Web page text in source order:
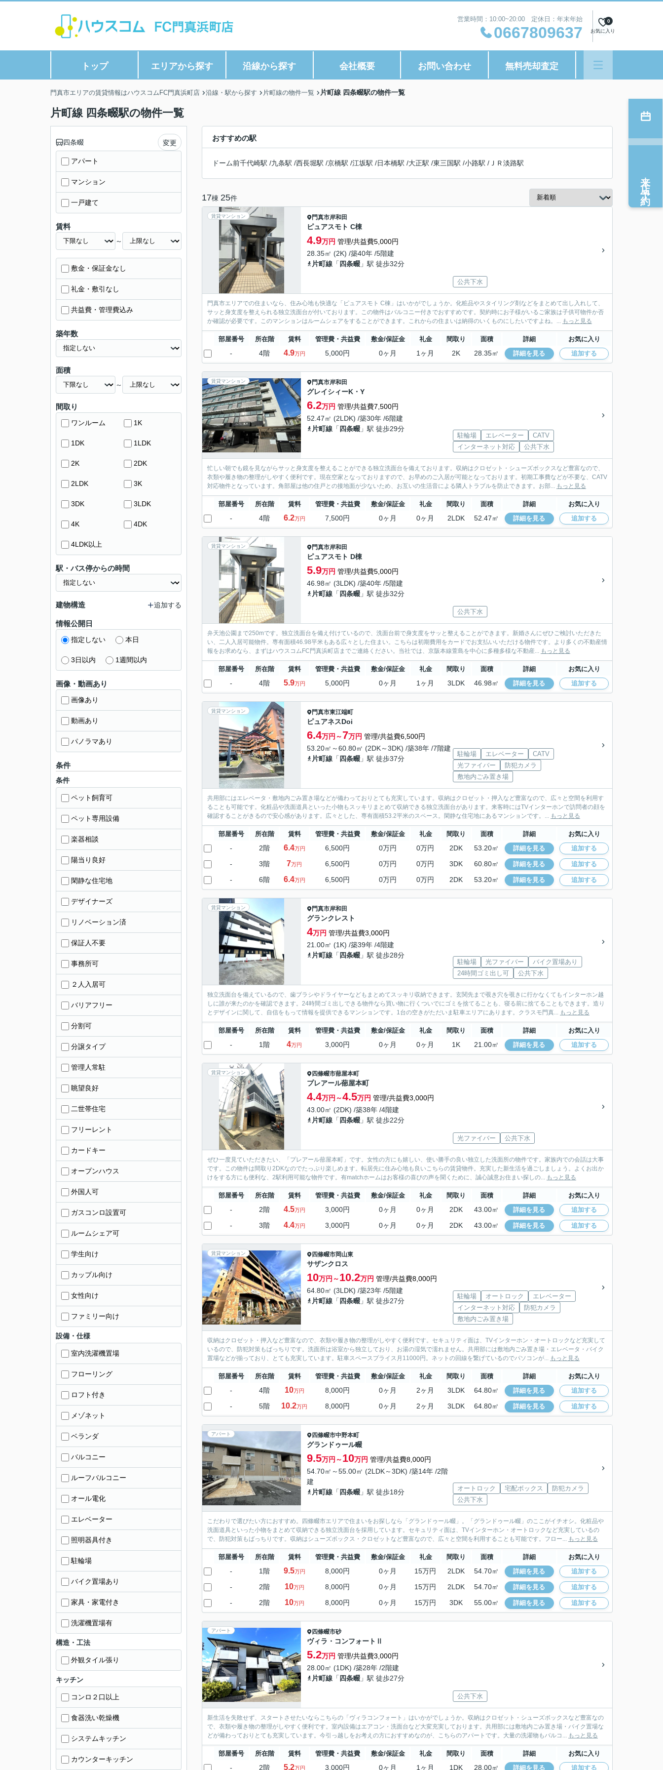
営業時間：10:00~20:00 定休日：年末年始
0667809637 お気に入り
0
トップ エリアから探す 沿線から探す 会社概要 お問い合わせ 無料売却査定
門真市エリアの賃貸情報はハウスコムFC門真浜町店 沿線・駅から探す 片町線の物件一覧 片町線 四条畷駅の物件一覧
片町線 四条畷駅の物件一覧
おすすめの駅
ドーム前千代崎駅 /九条駅 /西長堀駅 /京橋駅 /江坂駅 /日本橋駅 /大正駅 /東三国駅 /小路駅 / ＪＲ淡路駅
17棟 25件
賃貸マンション 門真市岸和田
ピュアスモト C棟
4.9万円 管理/共益費5,000円
28.35㎡ (2K) /築40年 /5階建
片町線 「 四条畷 」駅 徒歩32分
公共下水
門真市エリアでの住まいなら、住み心地も快適な「ピュアスモト C棟」はいかがでしょうか。化粧品やスタイリング剤などをまとめて出し入れして、
サッと身支度を整えられる独立洗面台が付いております。この物件はバルコニー付きでおすすめです。契約時にお子様がいるご家族は子供可物件か否
か確認が必要です。このマンションはルームシェアをすることができます。これからの住まいは納得のいくものにしたいですよね。... もっと見る
部屋番号 所在階 賃料 管理費・共益費 敷金/保証金 礼金 間取り 面積 詳細 お気に入り
- 4階 4.9万円 5,000円 0ヶ月 1ヶ月 2K 28.35㎡ 詳細を見る 追加する
賃貸マンション 門真市岸和田
グレイシィーK・Y
6.2万円 管理/共益費7,500円
52.47㎡ (2LDK) /築30年 /6階建
片町線 「 四条畷 」駅 徒歩29分
駐輪場 エレベーター
CATV
インターネット対応
公共下水
忙しい朝でも鏡を見ながらサッと身支度を整えることができる独立洗面台を備えております。収納はクロゼット・シューズボックスなど豊富なので、
衣類や履き物の整理がしやすく便利です。現在空家となっておりますので、お早めのご入居が可能となっております。初期工事費などが不要な、CATV
対応物件となっています。角部屋は他の住戸との接地面が少ないため、お互いの生活音による隣人トラブルを防止できます。お部... もっと見る
部屋番号 所在階 賃料 管理費・共益費 敷金/保証金 礼金 間取り 面積 詳細 お気に入り
- 4階 6.2万円 7,500円 0ヶ月 0ヶ月 2LDK 52.47㎡ 詳細を見る 追加する
賃貸マンション 門真市岸和田
ピュアスモト D棟
5.9万円 管理/共益費5,000円
46.98㎡ (3LDK) /築40年 /5階建
片町線 「 四条畷 」駅 徒歩32分
公共下水
弁天池公園まで250mです。独立洗面台を備え付けているので、洗面台前で身支度をサッと整えることができます。新婚さんにぜひご検討いただきた
い、二人入居可能物件。専有面積46.98平米もある広々とした住まい。こちらは初期費用をカードでお支払いいただける物件です。より多くの不動産情
報をお求めなら、まずはハウスコムFC門真浜町店までご連絡ください。当社では、京阪本線萱島を中心に多種多様な不動産... もっと見る
部屋番号 所在階 賃料 管理費・共益費 敷金/保証金 礼金 間取り 面積 詳細 お気に入り
- 4階 5.9万円 5,000円 0ヶ月 1ヶ月 3LDK 46.98㎡ 詳細を見る 追加する
賃貸マンション 門真市東江端町
ピュアネスDoi
6.4万円～7万円 管理/共益費6,500円
53.20㎡～60.80㎡ (2DK～3DK) /築38年 /7階建
片町線 「 四条畷 」駅 徒歩37分
駐輪場 エレベーター
CATV
光ファイバー
防犯カメラ
敷地内ごみ置き場
共用部にはエレベータ・敷地内ごみ置き場などが備わっておりとても充実しています。収納はクロゼット・押入など豊富なので、広々と空間を利用す
ることも可能です。化粧品や洗面道具といった小物もスッキリまとめて収納できる独立洗面台があります。来客時にはTVインターホンで訪問者の顔を
確認することがきるので安心感があります。広々とした、専有面積53.2平米のスペース。閑静な住宅地にあるマンションです。... もっと見る
部屋番号 所在階 賃料 管理費・共益費 敷金/保証金 礼金 間取り 面積 詳細 お気に入り
- 2階 6.4万円 6,500円 0万円 0万円 2DK 53.20㎡ 詳細を見る 追加する
- 3階 7万円 6,500円 0万円 0万円 3DK 60.80㎡ 詳細を見る 追加する
- 6階 6.4万円 6,500円 0万円 0万円 2DK 53.20㎡ 詳細を見る 追加する
賃貸マンション 門真市岸和田
グランクレスト
4万円 管理/共益費3,000円
21.00㎡ (1K) /築39年 /4階建
片町線 「 四条畷 」駅 徒歩28分
駐輪場 光ファイバー
バイク置場あり
24時間ゴミ出し可
公共下水
独立洗面台を備えているので、歯ブラシやドライヤーなどもまとめてスッキリ収納できます。玄関先まで覗き穴を覗きに行かなくてもインターホン越
しに誰が来たのかを確認できます。24時間ゴミ出しできる物件なら買い物に行くついでにゴミを捨てることも、寝る前に捨てることもできます。造り
とデザインに関して、自信をもって情報を提供できるマンションです。1台の空きがただいま駐車エリアにあります。クラスモ門真... もっと見る
部屋番号 所在階 賃料 管理費・共益費 敷金/保証金 礼金 間取り 面積 詳細 お気に入り
- 1階 4万円 3,000円 0ヶ月 0ヶ月 1K 21.00㎡ 詳細を見る 追加する
賃貸マンション 四條畷市蔀屋本町
プレアール蔀屋本町
4.4万円～4.5万円 管理/共益費3,000円
43.00㎡ (2DK) /築38年 /4階建
片町線 「 四条畷 」駅 徒歩22分
光ファイバー 公共下水
ぜひ一度見ていただきたい、「プレアール蔀屋本町」です。女性の方にも嬉しい、使い勝手の良い独立した洗面所の物件です。家族内での会話は大事
です。この物件は間取り2DKなのでたっぷり楽しめます。転居先に住み心地も良いこちらの賃貸物件。充実した新生活を過ごしましょう。よくお出か
けをする方にも便利な、2駅利用可能な物件です。有matchホームはお客様の喜びの声を聞くために、誠心誠意お住まい探しの... もっと見る
部屋番号 所在階 賃料 管理費・共益費 敷金/保証金 礼金 間取り 面積 詳細 お気に入り
- 2階 4.5万円 3,000円 0ヶ月 0ヶ月 2DK 43.00㎡ 詳細を見る 追加する
- 3階 4.4万円 3,000円 0ヶ月 0ヶ月 2DK 43.00㎡ 詳細を見る 追加する
賃貸マンション 四條畷市岡山東
サザンクロス
10万円～10.2万円 管理/共益費8,000円
64.80㎡ (3LDK) /築23年 /5階建
片町線 「 四条畷 」駅 徒歩27分
駐輪場 オートロック
エレベーター
インターネット対応
防犯カメラ
敷地内ごみ置き場
収納はクロゼット・押入など豊富なので、衣類や履き物の整理がしやすく便利です。セキュリティ面は、TVインターホン・オートロックなど充実して
いるので、防犯対策もばっちりです。洗面所は浴室から独立しており、お湯の湿気で濡れません。共用部には敷地内ごみ置き場・エレベータ・バイク
置場などが揃っており、とても充実しています。駐車スペースプライス月11000円。ネットの回線を繋げているのでパソコンが... もっと見る
部屋番号 所在階 賃料 管理費・共益費 敷金/保証金 礼金 間取り 面積 詳細 お気に入り
- 4階 10万円 8,000円 0ヶ月 2ヶ月 3LDK 64.80㎡ 詳細を見る 追加する
- 5階 10.2万円 8,000円 0ヶ月 2ヶ月 3LDK 64.80㎡ 詳細を見る 追加する
アパート 四條畷市中野本町
グランドゥール畷
9.5万円～10万円 管理/共益費8,000円
54.70㎡～55.00㎡ (2LDK～3DK) /築14年 /2階
建
片町線 「 四条畷 」駅 徒歩18分 オートロック 宅配ボックス
防犯カメラ
公共下水
こだわりで選びたい方におすすめ。四條畷市エリアで住まいをお探しなら「グランドゥール畷」。「グランドゥール畷」のここがイチオシ。化粧品や
洗面道具といった小物をまとめて収納できる独立洗面台を採用しています。セキュリティ面は、TVインターホン・オートロックなど充実しているの
で、防犯対策もばっちりです。収納はシューズボックス・クロゼットなど豊富なので、広々と空間を利用することも可能です。フロー... もっと見る
部屋番号 所在階 賃料 管理費・共益費 敷金/保証金 礼金 間取り 面積 詳細 お気に入り
- 1階 9.5万円 8,000円 0ヶ月 15万円 2LDK 54.70㎡ 詳細を見る 追加する
- 2階 10万円 8,000円 0ヶ月 15万円 2LDK 54.70㎡ 詳細を見る 追加する
- 2階 10万円 8,000円 0ヶ月 15万円 3DK 55.00㎡ 詳細を見る 追加する
アパート 四條畷市砂
ヴィラ・コンフォートⅡ
5.2万円 管理/共益費3,000円
28.00㎡ (1DK) /築28年 /2階建
片町線 「 四条畷 」駅 徒歩27分
公共下水
新生活を失敗せず、スタートさせたいならこちらの「ヴィラコンフォート」はいかがでしょうか。収納はクロゼット・シューズボックスなど豊富なの
で、衣類や履き物の整理がしやすく便利です。室内設備はエアコン・洗面台など大変充実しております。共用部には敷地内ごみ置き場・バイク置場な
どが備わっておりとても充実しています。今引っ越しをお考えの方におすすめなのが、こちらのアパートです。大量の洗濯物もバルコ... もっと見る
部屋番号 所在階 賃料 管理費・共益費 敷金/保証金 礼金 間取り 面積 詳細 お気に入り
- 2階 5.2万円 3,000円 0ヶ月 1ヶ月 1DK 28.00㎡ 詳細を見る 追加する
四条畷 変更
アパート
マンション
一戸建て
賃料
～
敷金・保証金なし
礼金・敷引なし
共益費・管理費込み
築年数
面積
～
間取り
ワンルーム 1K
1DK 1LDK
2K 2DK
2LDK 3K
3DK 3LDK
4K 4DK
4LDK以上
駅・バス停からの時間
建物構造 追加する
情報公開日
指定しない 本日
3日以内 1週間以内
画像・動画あり
画像あり
動画あり
パノラマあり
条件
条件
ペット飼育可
ペット専用設備
楽器相談
陽当り良好
閑静な住宅地
デザイナーズ
リノベーション済
保証人不要
事務所可
２人入居可
バリアフリー
分割可
分譲タイプ
管理人常駐
眺望良好
二世帯住宅
フリーレント
カードキー
オープンハウス
外国人可
ガスコンロ設置可
ルームシェア可
学生向け
カップル向け
女性向け
ファミリー向け
設備・仕様
室内洗濯機置場
フローリング
ロフト付き
メゾネット
ベランダ
バルコニー
ルーフバルコニー
オール電化
エレベーター
照明器具付き
駐輪場
バイク置場あり
家具・家電付き
洗濯機置場有
構造・工法
外観タイル張り
キッチン
コンロ２口以上
食器洗い乾燥機
システムキッチン
カウンターキッチン
来店予約